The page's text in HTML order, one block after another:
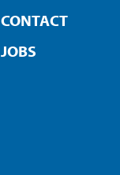
CONTACT
JOBS